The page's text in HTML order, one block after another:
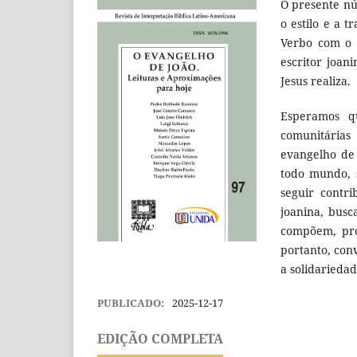
O presente
o estilo e a
Verbo com
escritor
Jesus realiza.
Esperamos
evangelho
todo
seguir
joanina,
compõem,
portanto,
a
PUBLICADO: 2025-12-17
EDIÇÃO COMPLETA